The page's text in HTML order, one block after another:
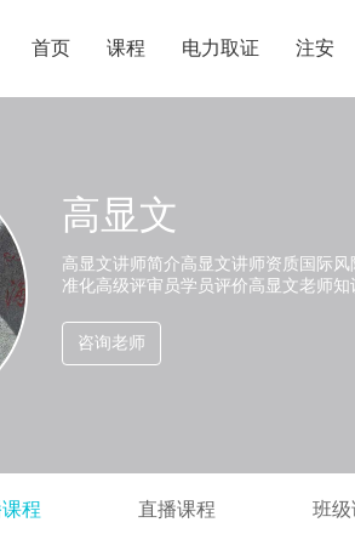
首页 课程 电力取证 注安
高显文
高显文讲师简介高显文讲师资质国际
准化高级评审员学员评价高显文老师
咨询老师
程 直播课程 班级